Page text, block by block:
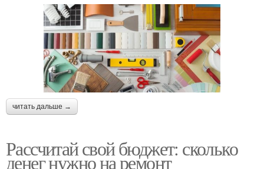
читать дальше →
Рассчитай свой бюджет: сколько
денег нужно на ремонт